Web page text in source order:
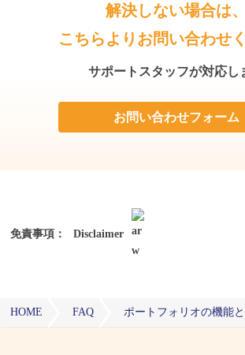
解決しない場合は、
こちらよりお問い合わせ
サポートスタッフが対応し
お問い合わせフォーム
免責事項： Disclaimer
HOME FAQ ポートフォリオの機能